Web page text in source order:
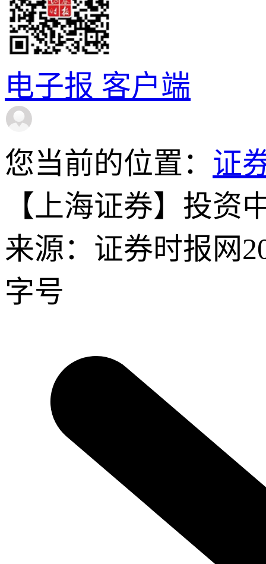
电子报 客户端
您当前的位置： 证
【上海证券】投资
来源：证券时报网
字号